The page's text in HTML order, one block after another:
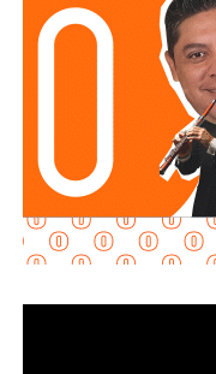
Victoria,
habitantes. Además,
en la red sanitaria, al